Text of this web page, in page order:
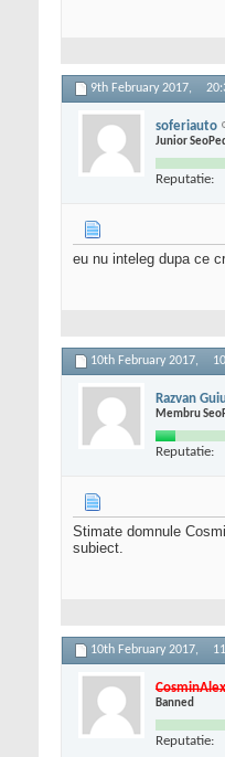
9th February 2017,
soferiauto
Junior
Reputatie:
eu nu inteleg dupa ce
10th February 2017,
Razvan
Membru
Reputatie:
Stimate domnule
subiect.
10th February 2017,
Banned
Reputatie: